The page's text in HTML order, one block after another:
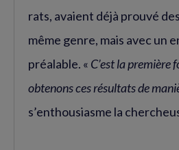
rats, avaient déjà prouvé
même genre, mais avec un
préalable. « C’est la première
obtenons ces résultats de
s’enthousiasme la